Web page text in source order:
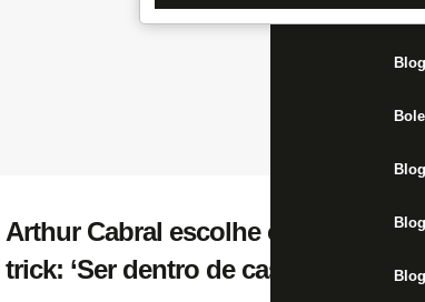
Arthur Cabral escolhe outra música
trick: ‘Ser dentro de casa significa